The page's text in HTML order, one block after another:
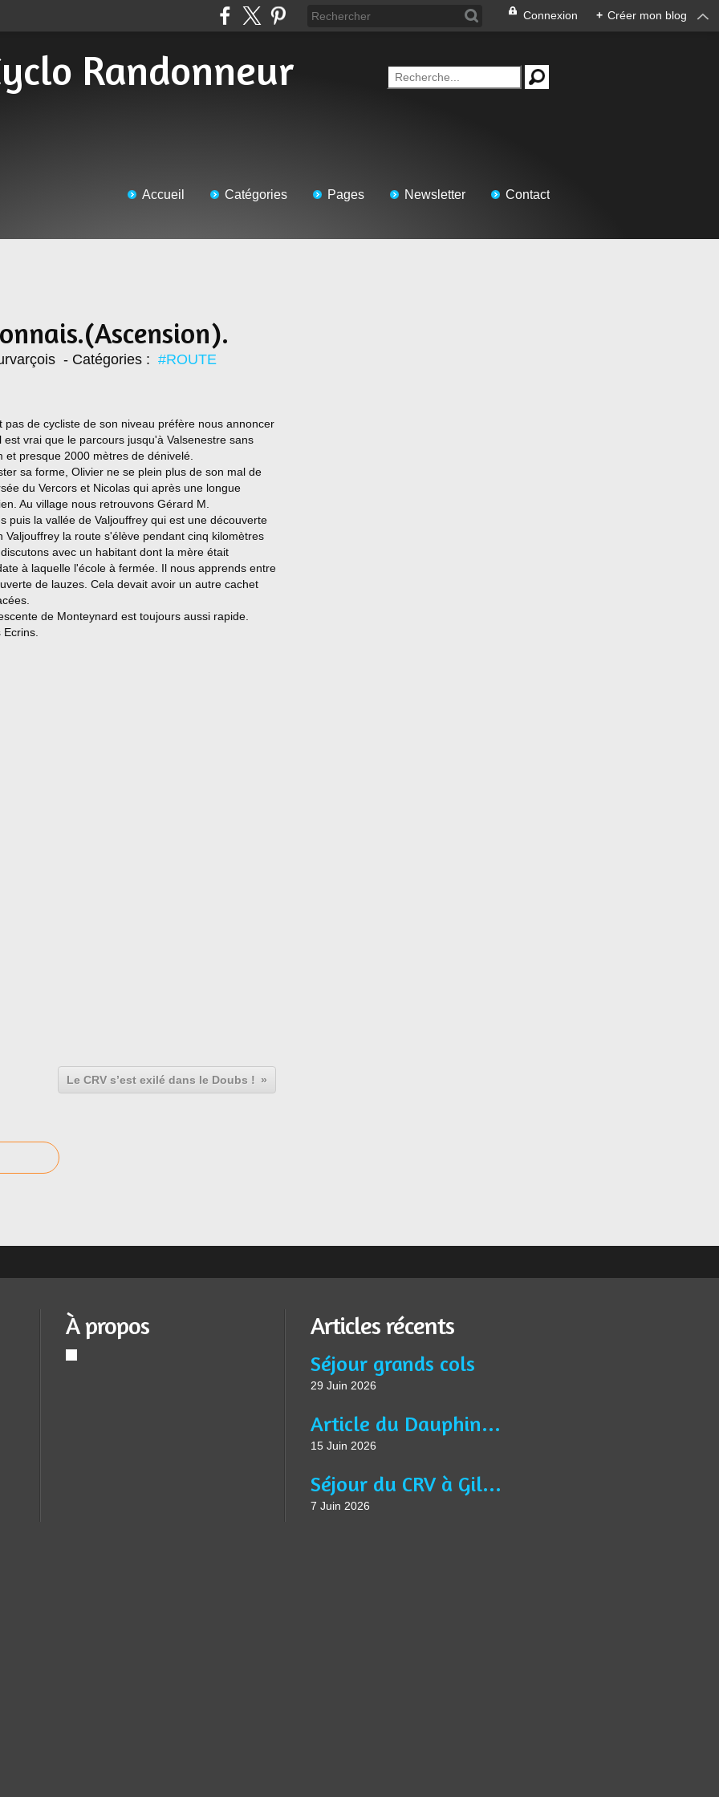
Connexion + Créer mon blog
Accueil Catégories Pages Newsletter Contact
- Catégories : #ROUTE
de cycliste de son niveau préfère nous annoncer
vrai que le parcours jusqu'à Valsenestre sans
presque 2000 mètres de dénivelé.
sa forme, Olivier ne se plein plus de son mal de
du Vercors et Nicolas qui après une longue
Au village nous retrouvons Gérard M.
puis la vallée de Valjouffrey qui est une découverte
Valjouffrey la route s'élève pendant cinq kilomètres
avec un habitant dont la mère était
à laquelle l'école à fermée. Il nous apprends entre
de lauzes. Cela devait avoir un autre cachet
de Monteynard est toujours aussi rapide.
Le CRV s’est exilé dans le Doubs !
À propos Articles récents
Séjour grands cols
29 Juin 2026
Article du Dauphiné Libéré VTM du 13 juin 2026
15 Juin 2026
Séjour du CRV à Gilette
7 Juin 2026